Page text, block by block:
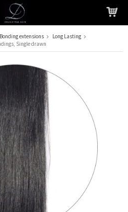
in Ihren Warenkorb gelegt
Bonding extensions
Long Lasting
Single drawn